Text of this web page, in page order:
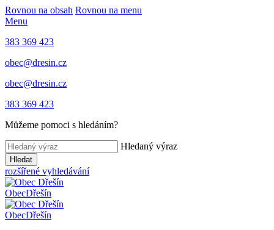
Rovnou na obsah Rovnou na menu
Menu
383 369 423
obec@dresin.cz
obec@dresin.cz
383 369 423
Můžeme pomoci s hledáním?
Hledaný výraz
Hledat
rozšířené vyhledávání
ObecDřešín
ObecDřešín